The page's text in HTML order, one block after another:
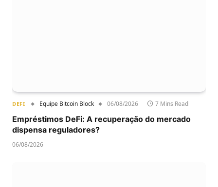
DEFI Equipe Bitcoin Block 06/08/2026 7 Mins Read
Empréstimos DeFi: A recuperação do mercado
dispensa reguladores?
06/08/2026